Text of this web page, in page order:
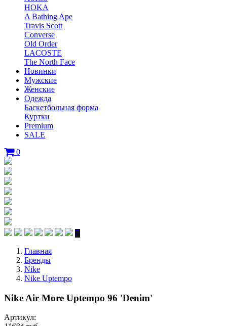
HOKA
A Bathing Ape
Travis Scott
Converse
Old Order
LACOSTE
The North Face
Новинки
Мужские
Женские
Одежда
Баскетбольная форма
Куртки
Premium
SALE
0
Главная
Бренды
Nike
Nike Uptempo
Nike Air More Uptempo 96 'Denim'
Артикул: